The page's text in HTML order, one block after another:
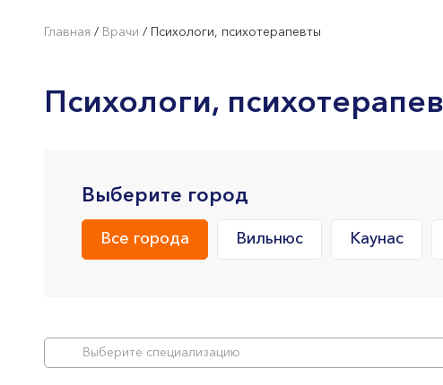
Главная / Врачи / Психологи, психотерапевты
Психологи,
Выберите город
Все города Вильнюс Каунас
Bыберите специализацию